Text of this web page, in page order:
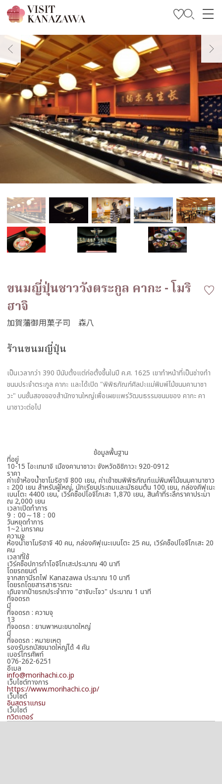
บทความพิเศษ
สถานที่ท่องเที่ยว
วางแผนการท่องเที่ยวของคุณ
Travel Trade and Media
Languages
ขนมญี่ปุ่นชาววังตระกูล คากะ - โมริ
ฮาจิ
ร้านขนมญี่ปุ่น
เป็นเวลากว่า 390 ปีนับตั้งแต่ก่อตั้งขึ้นในปี ค.ศ. 1625 เขาทําหน้าที่เป็นช่างทำ
ขนมประจำตระกูล คากะ และได้เปิด "พิพิธภัณฑ์ศิลปะแม่พิมพ์ไม้ขนมคานาซา
วะ" บนชั้นสองของสํานักงานใหญ่เพื่อเผยแพร่วัฒนธรรมขนมของ คากะ คา
นาซาวะต่อไป
ข้อมูลพื้นฐาน
ที่อยู่
10-15 โอะเทมาจิ เมืองคานาซาวะ จังหวัดอิชิกาวะ 920-0912
ราคา
ค่าเข้าห้องน้ำชาโมริฮาจิ 800 เยน, ค่าเข้าชมพิพิธภัณฑ์แม่พิมพ์ไม้ขนมคานาซาว
ะ 200 เยน สําหรับผู้ใหญ่, นักเรียนประถมและมัธยมต้น 100 เยน, กล่องคิฟุเนะ
เบนโตะ 4400 เยน, เวิร์คช็อปโอจิโกเสะ 1,870 เยน, สินค้าที่ระลึกราคาประมา
ณ 2,000 เยน
เวลาเปิดทำการ
9：00～18：00
วันหยุดทำการ
1~2 มกราคม
ความจุ
ห้องน้ำชาโมริฮาจิ 40 คน, กล่องคิฟุเนะเบนโตะ 25 คน, เวิร์คช็อปโอจิโกเสะ 20
คน
เวลาที่ใช้
เวิร์คช็อปการทำโอจิโกเสะประมาณ 40 นาที
โดยรถยนต์
จากสถานีรถไฟ Kanazawa ประมาณ 10 นาที
โดยรถโดยสารสาธารณะ
เดินจากป้ายรถประจำทาง "ฮาจิบะโจว" ประมาณ 1 นาที
ที่จอดรถ
มี
ที่จอดรถ : ความจุ
13
ที่จอดรถ : ยานพาหนะขนาดใหญ่
มี
ที่จอดรถ : หมายเหตุ
รองรับรถบัสขนาดใหญ่ได้ 4 คัน
เบอร์โทรศัพท์
076-262-6251
อีเมล
info@morihachi.co.jp
เว็บไซต์ทางการ
https://www.morihachi.co.jp/
เว็บไซต์
อินสตราแกรม
เว็บไซต์
ทวิตเตอร์